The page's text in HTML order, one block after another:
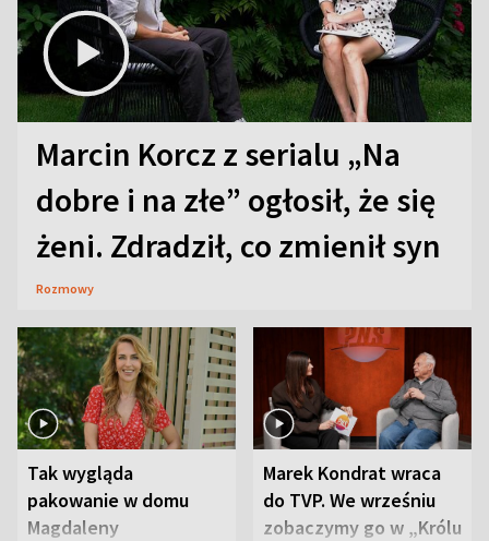
Marcin Korcz z serialu „Na
dobre i na złe” ogłosił, że się
żeni. Zdradził, co zmienił syn
Rozmowy
Tak wygląda
pakowanie w domu
Magdaleny
Marek Kondrat wraca
do TVP. We wrześniu
zobaczymy go w „Królu